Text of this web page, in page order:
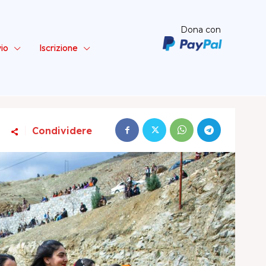
– Sinistra
Iscrizione
Dona con
Condividere